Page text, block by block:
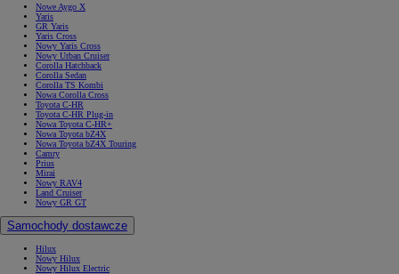
Nowe Aygo X
Yaris
GR Yaris
Yaris Cross
Nowy Yaris Cross
Nowy Urban Cruiser
Corolla Hatchback
Corolla Sedan
Corolla TS Kombi
Nowa Corolla Cross
Toyota C-HR
Toyota C-HR Plug-in
Nowa Toyota C-HR+
Nowa Toyota bZ4X
Nowa Toyota bZ4X Touring
Camry
Prius
Mirai
Nowy RAV4
Land Cruiser
Nowy GR GT
Samochody dostawcze
Hilux
Nowy Hilux
Nowy Hilux Electric